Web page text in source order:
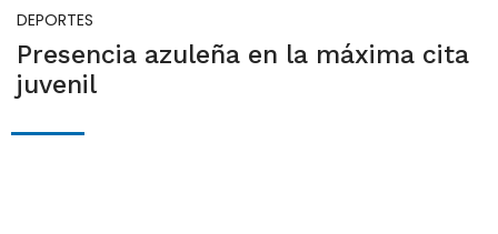
DEPORTES
Presencia azuleña en la máxima cita
juvenil